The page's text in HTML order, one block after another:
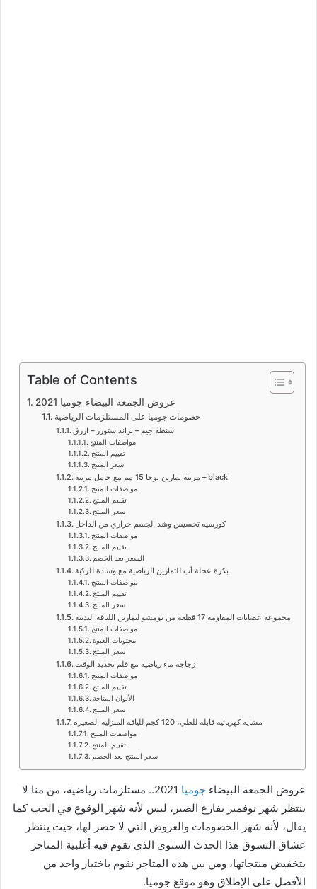
Table of Contents
عروض الجمعة البيضاء جوميا 2021
خصومات جوميا على المستلزمات الرياضية
شنطه جيم – براند ستورز – ازرق
مواصفات المنتج
تقييم المنتج
سعر المنتج
مرتبة تمارين يوجا 15 مم مع حامل مرتبة – black
مواصفات المنتج
تقييم المنتج
سعر المنتج
كورسيه تخسيس وشد الجسم حراري من الداخل
مواصفات المنتج
تقييم المنتج
السعر بعد الخصم
بكرة عجلة أب للتمارين الرياضية مع وسادة للركبة
مواصفات المنتج
تقييم المنتج
سعر المنتج
مجموعة عصابات المقاومة 17 قطعة من تومشو لتمارين اللياقة البدنية
مواصفات المنتج
محتويات العبوة
سعر المنتج
زجاجة ماء رياضية مع قلم تحديد الوقت
مواصفات المنتج
تقييم المنتج
الألوان المتاحة
سعر المنتج
مشاية كهربائية قابلة للطي، 120 كجم للياقة المنزلية الصغيرة
مواصفات المنتج
تقييم المنتج
سعر المنتج بعد الخصم
عروض الجمعة البيضاء جوميا
2021.. مستلزمات رياضية، من منا لا
ينتظر شهر نوفمبر بفارغ الصبر، ليس لأنه شهر الوقوع في الحب كما
يقال، لأنه شهر الخصومات والعروض التي لا حصر لها، حيث ينتظر
عشاق التسوق هذا الحدث السنوي الذي تقوم فيه أغلبية المتاجر
بتخفيض منتجاتها، ومن بين هذه المتاجر نقوم باختيار واحد من
الأفضل على الإطلاق وهو موقع جوميا.